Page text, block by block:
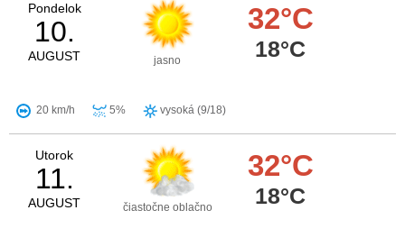
Pondelok
10.
AUGUST jasno
32°C
18°C
20 km/h 5% vysoká (9/18)
Utorok
11.
AUGUST čiastočne oblačno
32°C
18°C